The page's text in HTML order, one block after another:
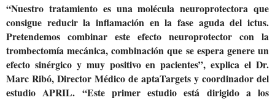
“Nuestro tratamiento es una molécula neuroprotectora que
consigue reducir la inflamación en la fase aguda del ictus.
Pretendemos combinar este efecto neuroprotector con la
trombectomía mecánica, combinación que se espera genere un
efecto sinérgico y muy positivo en pacientes”, explica el Dr.
Marc Ribó, Director Médico de aptaTargets y coordinador del
estudio APRIL. “Este primer estudio está dirigido a los